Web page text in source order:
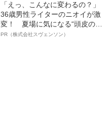
「えっ、こんなに変わるの？」
36歳男性ライターのニオイが激
変！ 夏場に気になる“頭皮のニ
オイ”や“ベタつき”を解消す
PR（株式会社スヴェンソン）